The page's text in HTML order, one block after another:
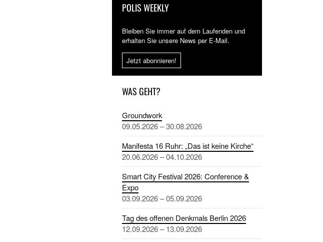
POLIS WEEKLY
Bleiben Sie immer auf dem Laufenden und
erhalten Sie unsere News per E-Mail.
Jetzt abonnieren!
WAS GEHT?
Groundwork
09.05.2026 – 30.08.2026
Manifesta 16 Ruhr: „Das ist keine Kirche“
20.06.2026 – 04.10.2026
Smart City Festival 2026: Conference &
Expo
03.09.2026 – 05.09.2026
Tag des offenen Denkmals Berlin 2026
12.09.2026 – 13.09.2026